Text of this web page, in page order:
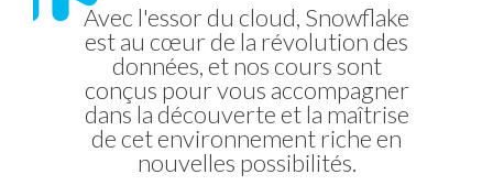
Avec l'essor du cloud, Snowflake
est au cœur de la révolution des
données, et nos cours sont
conçus pour vous accompagner
dans la découverte et la maîtrise
de cet environnement riche en
nouvelles possibilités.
En tant que partenaires et
experts sur la solution Vizlib, nos
vous permettrons de tirer parti
de la meilleure extension de
visualisation pour Qlik.